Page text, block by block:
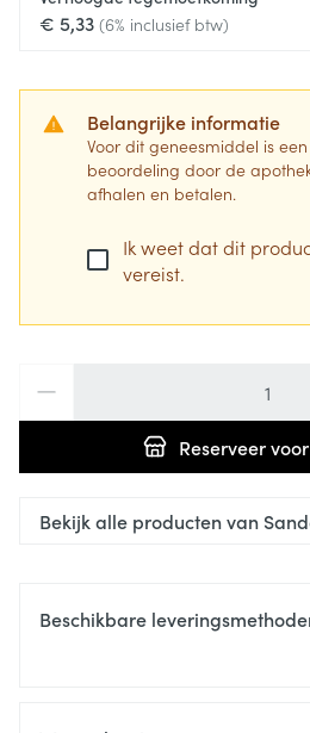
€ 5,33 (6% inclusief btw)
Belangrijke informatie
Voor dit geneesmiddel is
beoordeling door de
afhalen en betalen.
Ik weet dat dit
vereist.
Reserveer
Bekijk alle producten van
Beschikbare